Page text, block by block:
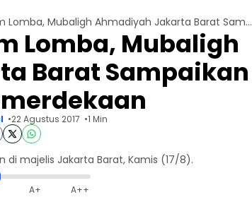
Diwarnai Beragam Lomba, Mubaligh Ahmadiyah Jakarta Barat Sampaikan Makna Kemerdekaan
Lomba, Mubaligh
Barat Sampaikan
22 Agustus 2017 1 Min
majelis Jakarta Barat, Kamis (17/8).
A+ A++